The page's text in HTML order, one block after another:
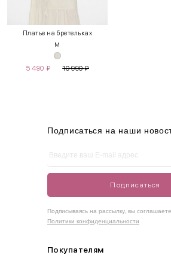
Платье на бретельках
M
5 490 ₽ 10 990₽
40-42
42-50
Как правильно себя обмерить
Измеряется по самым выступающим
Покупателям
Подписаться на наши
Подписаться
Подписываясь на рассылку, вы
Политики конфиденциальности